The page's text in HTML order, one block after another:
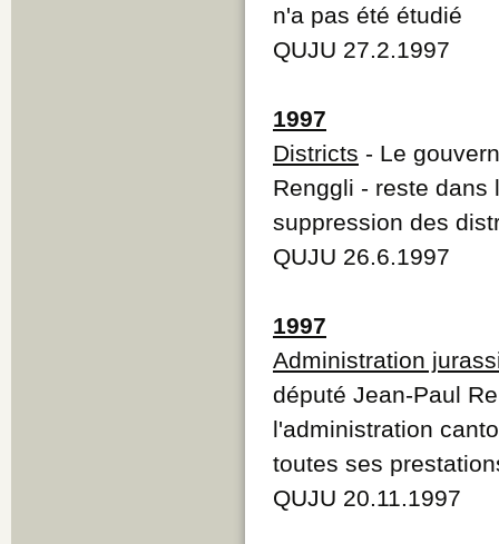
n'a pas été étudié
QUJU 27.2.1997
1997
Districts - Le
Renggli - reste dans
suppression des
QUJU 26.6.1997
1997
Administration
député Jean-Paul
l'administration
toutes ses
QUJU 20.11.1997